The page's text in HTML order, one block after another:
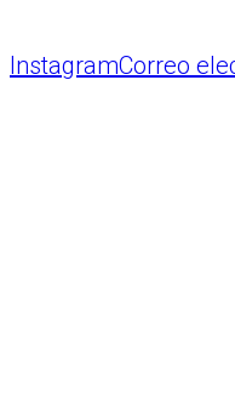
InstagramCorreo